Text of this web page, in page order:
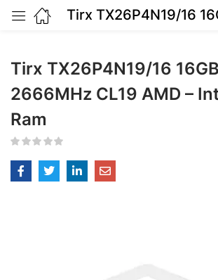
Tirx TX26P4N19/16
2666MHz CL19 AMD –
Ram